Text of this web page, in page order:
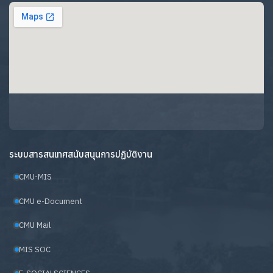
ระบบสารสนเทศสนับสนุนการปฏิบัติงาน
CMU-MIS
CMU e-Document
CMU Mail
MIS SOC